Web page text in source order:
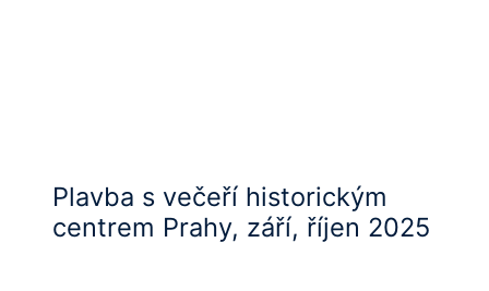
Plavba s večeří historickým
centrem Prahy, září, říjen 2025